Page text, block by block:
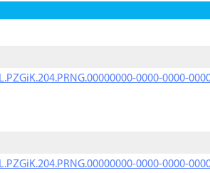
0000-0000-
0000-0000-